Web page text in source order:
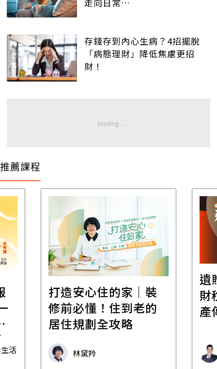
存錢存到內心生病？4招擺脫
「病態理財」降低焦慮更招
財！
推薦課程
活
打造安心住的家｜裝
修前必懂！住到老的
居住規劃全攻略
林黛羚
遺
財
產